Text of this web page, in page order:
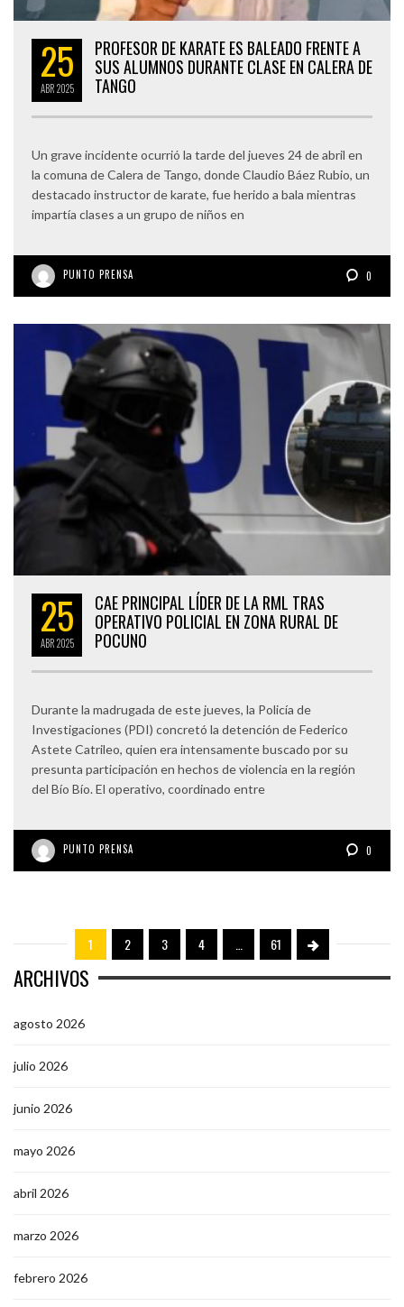
25
ABR2025
PROFESOR DE KARATE ES BALEADO FRENTE A
SUS ALUMNOS DURANTE CLASE EN CALERA DE
TANGO
Un grave incidente ocurrió la tarde del jueves 24 de abril en
la comuna de Calera de Tango, donde Claudio Báez Rubio, un
destacado instructor de karate, fue herido a bala mientras
impartía clases a un grupo de niños en
PUNTO PRENSA 0
25
ABR2025
CAE PRINCIPAL LÍDER DE LA RML TRAS
OPERATIVO POLICIAL EN ZONA RURAL DE
POCUNO
Durante la madrugada de este jueves, la Policía de
Investigaciones (PDI) concretó la detención de Federico
Astete Catrileo, quien era intensamente buscado por su
presunta participación en hechos de violencia en la región
del Bío Bío. El operativo, coordinado entre
PUNTO PRENSA 0
1 2 3 4 61
ARCHIVOS
agosto 2026
julio 2026
junio 2026
mayo 2026
abril 2026
marzo 2026
febrero 2026